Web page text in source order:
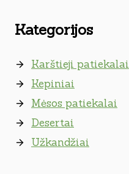
Kategorijos
Karštieji patiekalai
Kepiniai
Mėsos patiekalai
Desertai
Užkandžiai